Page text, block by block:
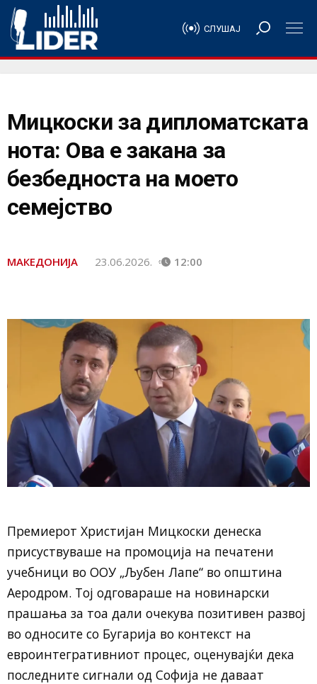
СЛУШАЈ
Мицкоски за дипломатската
нота: Ова е закана за
безбедноста на моето
семејство
МАКЕДОНИЈА 23.06.2026. 12:00
Премиерот Христијан Мицкоски денеска
присуствуваше на промоција на печатени
учебници во ООУ „Љубен Лапе“ во општина
Аеродром. Тој одговараше на новинарски
прашања за тоа дали очекува позитивен развој
во односите со Бугарија во контекст на
евроинтегративниот процес, оценувајќи дека
последните сигнали од Софија не даваат